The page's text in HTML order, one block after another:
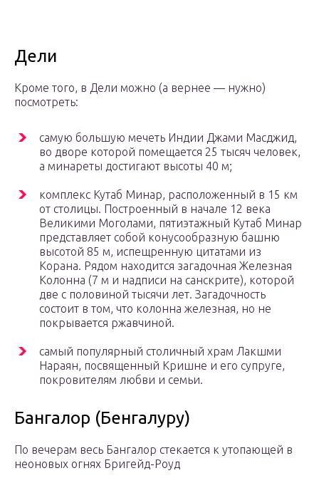
Дели
Кроме того, в Дели можно (а вернее — нужно)
посмотреть:
самую большую мечеть Индии Джами Масджид,
во дворе которой помещается 25 тысяч человек,
а минареты достигают высоты 40 м;
комплекс Кутаб Минар, расположенный в 15 км
от столицы. Построенный в начале 12 века
Великими Моголами, пятиэтажный Кутаб Минар
представляет собой конусообразную башню
высотой 85 м, испещренную цитатами из
Корана. Рядом находится загадочная Железная
Колонна (7 м и надписи на санскрите), которой
две с половиной тысячи лет. Загадочность
состоит в том, что колонна железная, но не
покрывается ржавчиной.
самый популярный столичный храм Лакшми
Нараян, посвященный Кришне и его супруге,
покровителям любви и семьи.
Бангалор (Бенгалуру)
По вечерам весь Бангалор стекается к утопающей в
неоновых огнях Бригейд-Роуд